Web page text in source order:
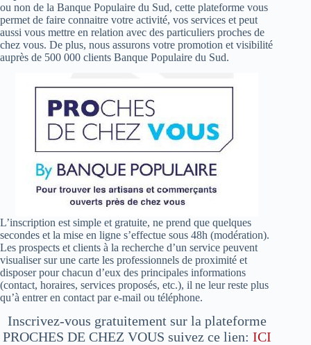
ou non de la Banque Populaire du Sud, cette plateforme vous
permet de faire connaitre votre activité, vos services et peut
aussi vous mettre en relation avec des particuliers proches de
chez vous. De plus, nous assurons votre promotion et visibilité
auprès de 500 000 clients Banque Populaire du Sud.
L’inscription est simple et gratuite, ne prend que quelques
secondes et la mise en ligne s’effectue sous 48h (modération).
Les prospects et clients à la recherche d’un service peuvent
visualiser sur une carte les professionnels de proximité et
disposer pour chacun d’eux des principales informations
(contact, horaires, services proposés, etc.), il ne leur reste plus
qu’à entrer en contact par e-mail ou téléphone.
Inscrivez-vous gratuitement sur la plateforme
PROCHES DE CHEZ VOUS suivez ce lien: ICI